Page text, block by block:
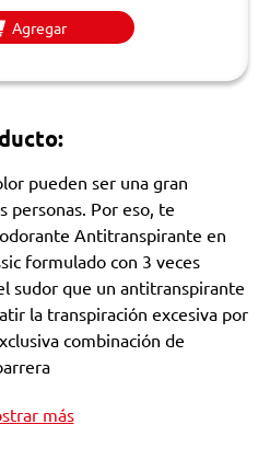
Agregar
pueden ser una gran
personas. Por eso, te
Antitranspirante en
formulado con 3 veces
sudor que un antitranspirante
la transpiración excesiva por
combinación de
más